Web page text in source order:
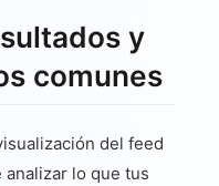
y
comunes
del feed
lo que tus